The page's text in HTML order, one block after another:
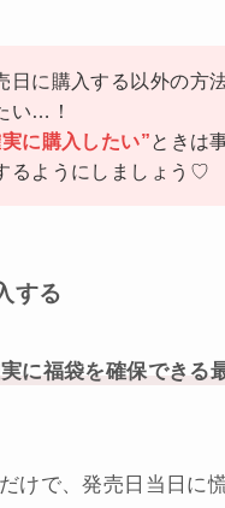
日に購入する以外の方
い…！
に購入したい” ときは
るようにしましょう♡
する
に福袋を確保できる
けで、発売日当日に